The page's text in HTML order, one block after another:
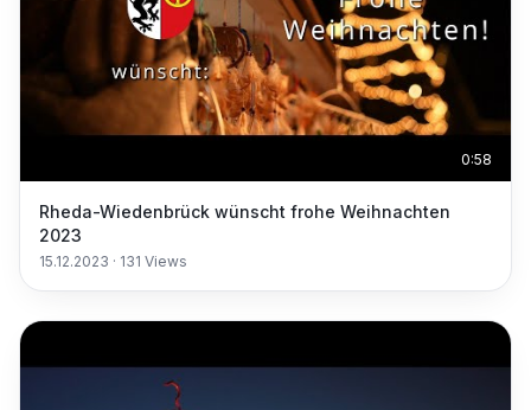
0:58
Rheda-Wiedenbrück wünscht frohe Weihnachten
2023
15.12.2023 · 131 Views